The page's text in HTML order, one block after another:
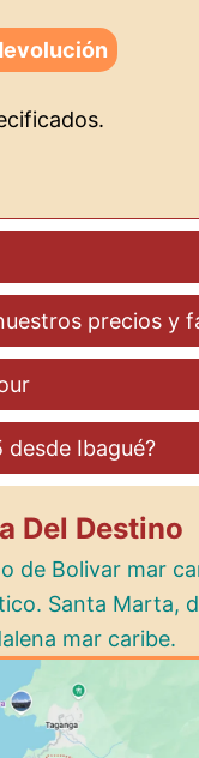
precios y
desde Ibagué?
Del Destino
de Bolivar mar
Santa Marta,
mar caribe.